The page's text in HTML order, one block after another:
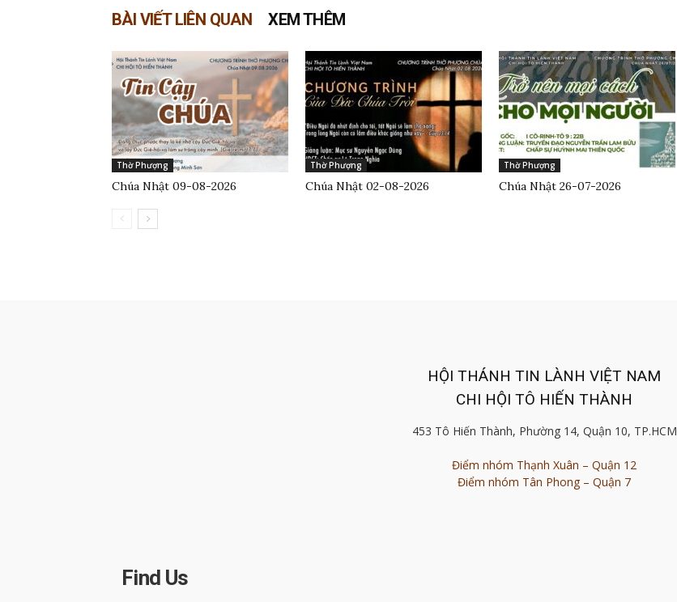
BÀI VIẾT LIÊN QUAN XEM THÊM
Thờ Phượng
Chúa Nhật 09-08-2026
Thờ Phượng
Chúa Nhật 02-08-2026
Thờ Phượng
Chúa Nhật 26-07-2026
HỘI THÁNH TIN LÀNH VIỆT NAM
CHI HỘI TÔ HIẾN THÀNH
453 Tô Hiến Thành, Phường 14, Quận 10, TP.HCM
Điểm nhóm Thạnh Xuân – Quận 12
Điểm nhóm Tân Phong – Quận 7
Find Us